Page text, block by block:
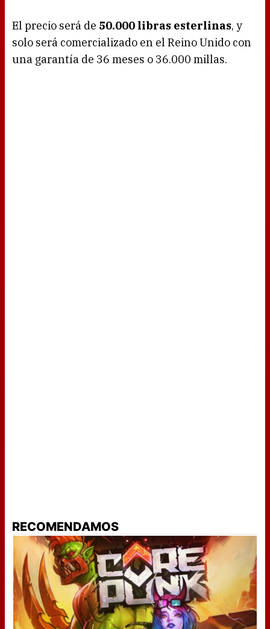
El precio será de 50.000 libras esterlinas, y
solo será comercializado en el Reino Unido con
una garantía de 36 meses o 36.000 millas.
RECOMENDAMOS